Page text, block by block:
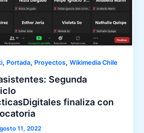
, Portada, Proyectos,Wikimedia Chile
Segunda
finaliza con
11, 2022